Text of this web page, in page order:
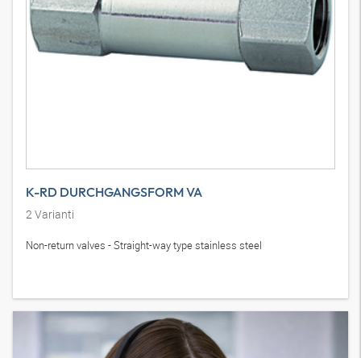
K-RD DURCHGANGSFORM VA
2Varianti
Non-return valves - Straight-way type stainless steel